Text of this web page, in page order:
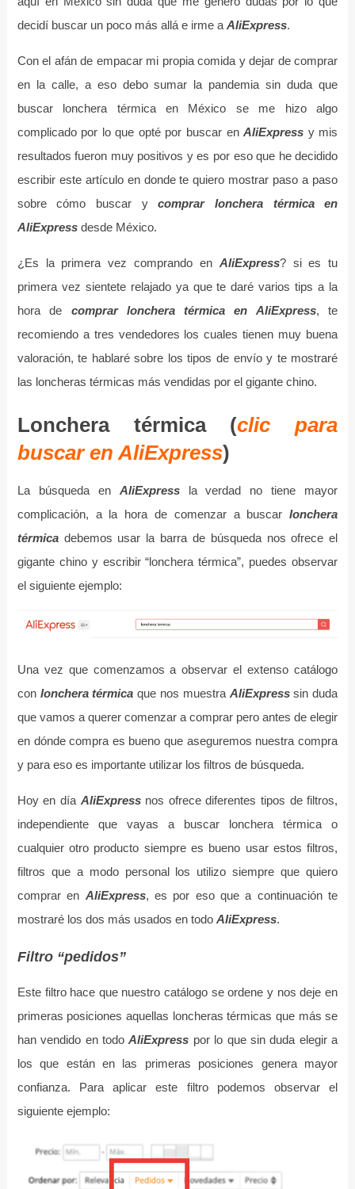
decidí buscar un poco más allá e irme a AliExpress.
Con el afán de empacar mi propia comida y dejar de comprar
en la calle, a eso debo sumar la pandemia sin duda que
buscar lonchera térmica en México se me hizo algo
complicado por lo que opté por buscar enAliExpress y mis
resultados fueron muy positivos y es por eso que he decidido
escribir este artículo en donde te quiero mostrar paso a paso
sobre cómo buscar ycomprar lonchera térmica en
AliExpressdesde México.
¿Es la primera vez comprando en AliExpress? si es tu
primera vez sientete relajado ya que te daré varios tips a la
hora de comprar lonchera térmica en AliExpress, te
recomiendo a tres vendedores los cuales tienen muy buena
valoración, te hablaré sobre los tipos de envío y te mostraré
las loncheras térmicas más vendidas por el gigante chino.
Lonchera térmica (clic para
buscar en AliExpress)
La búsqueda en AliExpressla verdad no tiene mayor
complicación, a la hora de comenzar a buscarlonchera
térmicadebemos usar la barra de búsqueda nos ofrece el
gigante chino y escribir “lonchera térmica”, puedes observar
el siguiente ejemplo:
Una vez que comenzamos a observar el extenso catálogo
conlonchera térmica que nos muestra AliExpresssin duda
que vamos a querer comenzar a comprar pero antes de elegir
en dónde compra es bueno que aseguremos nuestra compra
y para eso es importante utilizar los filtros de búsqueda.
Hoy en día AliExpressnos ofrece diferentes tipos de filtros,
independiente que vayas a buscar lonchera térmica o
cualquier otro producto siempre es bueno usar estos filtros,
filtros que a modo personal los utilizo siempre que quiero
comprar en AliExpress, es por eso que a continuación te
mostraré los dos más usados en todo AliExpress.
Filtro “pedidos”
Este filtro hace que nuestro catálogo se ordene y nos deje en
primeras posiciones aquellas loncheras térmicas que más se
han vendido en todoAliExpress por lo que sin duda elegir a
los que están en las primeras posiciones genera mayor
confianza. Para aplicar este filtro podemos observar el
siguiente ejemplo: